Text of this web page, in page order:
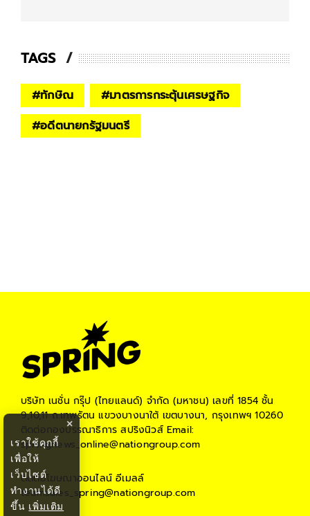
TAGS
#ทักษิณ #มาตรการกระตุ้นเศรษฐกิจ
#อดีตนายกรัฐมนตรี
บริษัท เนชั่น กรุ๊ป (ไทยแลนด์) จำกัด (มหาชน) เลขที่ 1854 ชั้น
9,10,11 ถ.เทพรัตน แขวงบางนาใต้ เขตบางนา, กรุงเทพฯ 10260
ติดต่อกองบรรณาธิการ สปริงนิวส์Email:
springnews_online@nationgroup.com
ติดต่อโฆษณาออนไลน์ อีเมลล์
teamsales_spring@nationgroup.com
×
เราใช้คุกกี้
เพื่อให้
เว็บไซต์
ทำงานได้ดี
ขึ้น เพิ่มเติม